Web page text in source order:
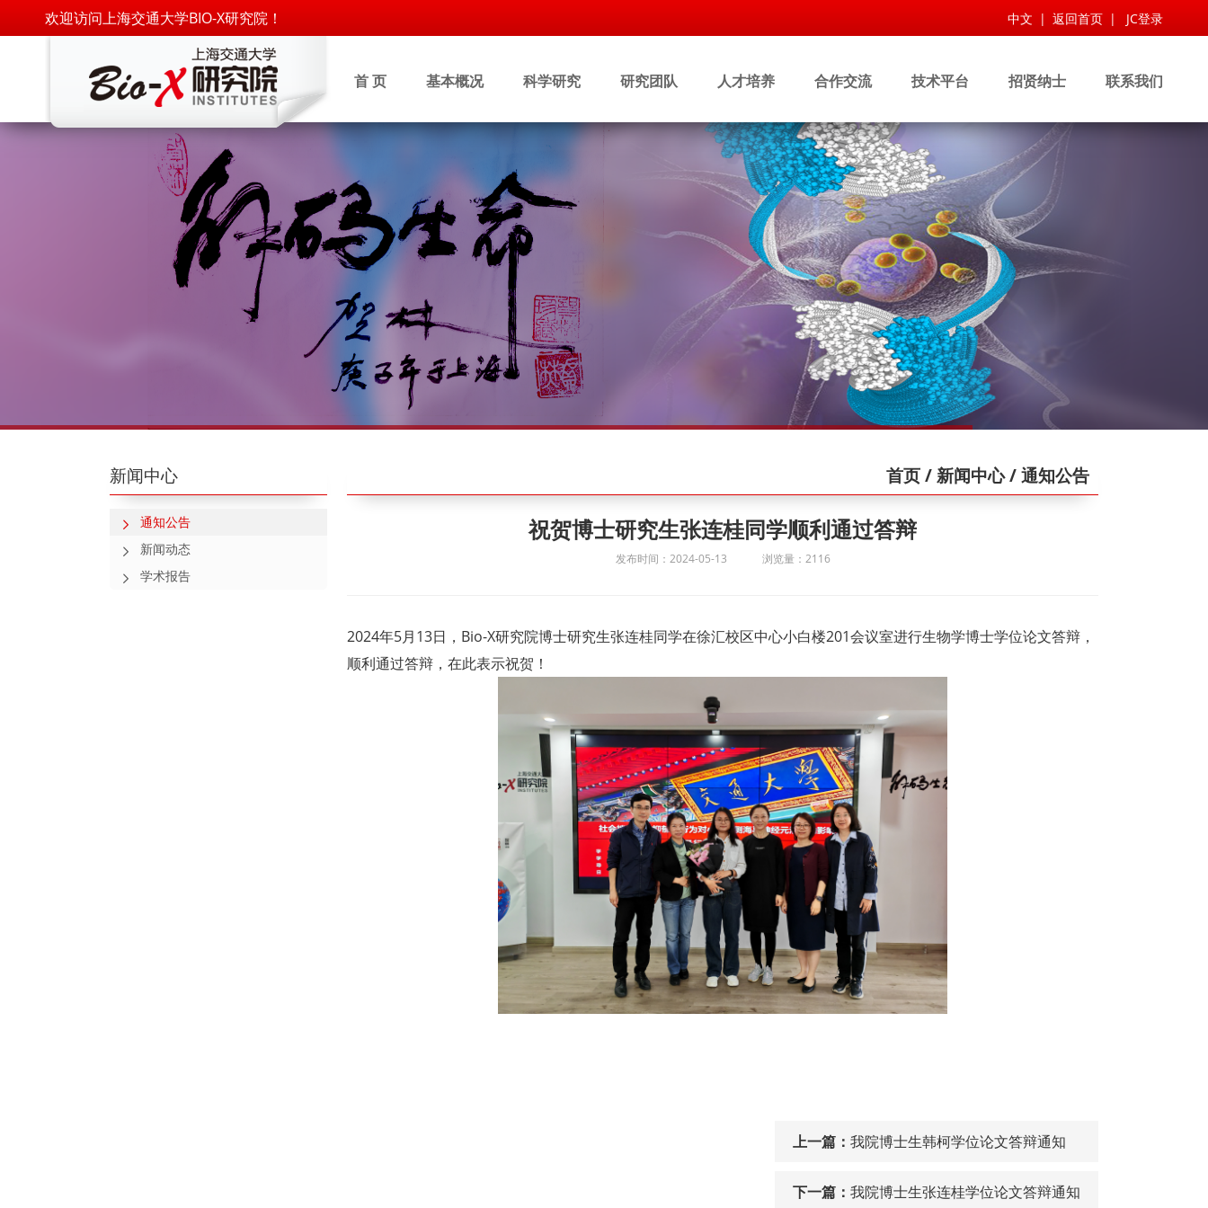
欢迎访问上海交通大学BIO-X研究院！ 中文 | 返回首页 | JC登录
首 页 基本概况 科学研究 研究团队 人才培养 合作交流 技术平台 招贤纳士 联系我们
新闻中心
通知公告
新闻动态
学术报告
首页/ 新闻中心/ 通知公告
祝贺博士研究生张连桂同学顺利通过答辩
发布时间：2024-05-13 浏览量：2116
2024年5月13日，Bio-X研究院博士研究生张连桂同学在徐汇校区中心小白楼201会议室进行生物学博士学位论文答辩，
顺利通过答辩，在此表示祝贺！
上一篇： 我院博士生韩柯学位论文答辩通知
下一篇： 我院博士生张连桂学位论文答辩通知